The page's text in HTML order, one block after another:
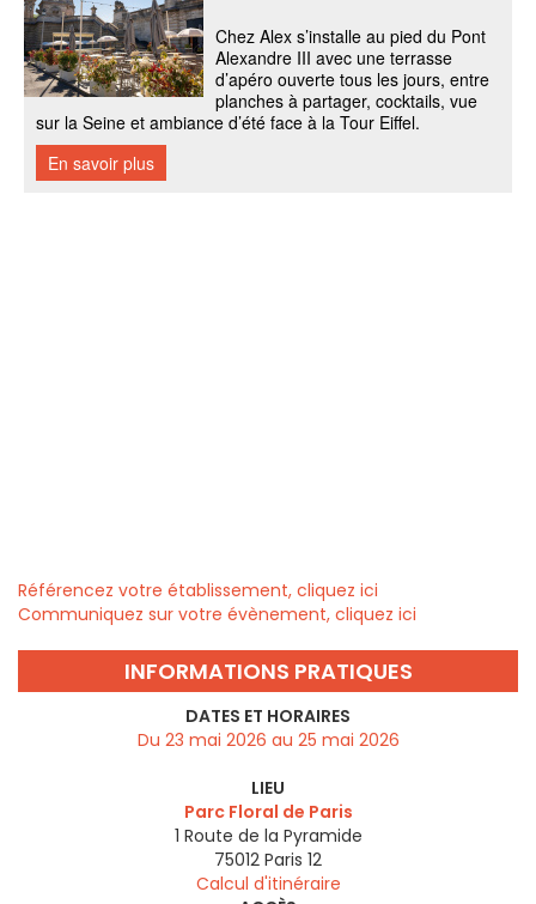
Référencez votre établissement, cliquez ici
Communiquez sur votre évènement, cliquez ici
INFORMATIONS PRATIQUES
DATES ET HORAIRES
Du 23 mai 2026 au 25 mai 2026
LIEU
Parc Floral de Paris
1 Route de la Pyramide
75012 Paris 12
Calcul d'itinéraire